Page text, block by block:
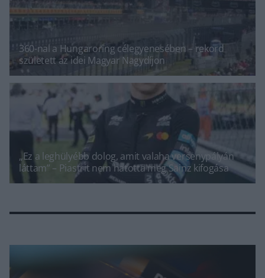
360-nal a Hungaroring célegyenesében – rekord
született az idei Magyar Nagydíjon
„Ez a leghülyébb dolog, amit valaha versenypályán
láttam” – Piastrit nem hatotta meg Sainz kifogása